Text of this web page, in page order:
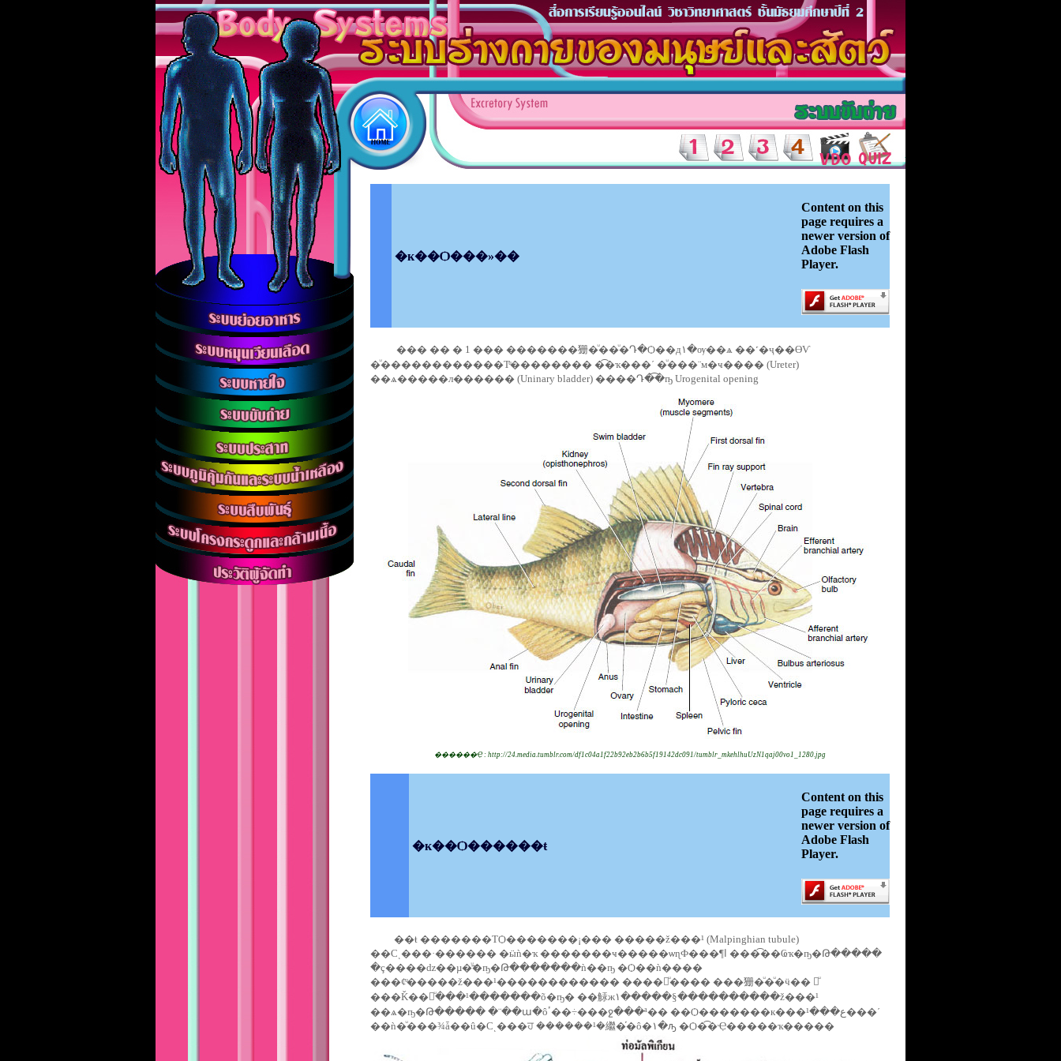
�к��Ѻ���»��
Content on this
page requires a
newer version of
Adobe Flash
Player.
��� �� � 1 ��� �������㹪�ͧ��ͧ�Դ�Ѻ��д١�ѹ��ѧ ��˹�ҷ��ӨѴ
�ͧ������������Тͧ�������� �͡�ҡ���ʹ �ͧ���¨м�ҹ���� (Ureter)
��ѧ�����л������ (Uninary bladder) ����Դ�͡�ҧ Urogenital opening
������Ҿ : http://24.media.tumblr.com/df1c04a1f22b92eb2b6b5f19142dc091/tumblr_mkehlhuUzN1qaj00vo1_1280.jpg
�к��Ѻ������ŧ
Content on this
page requires a
newer version of
Adobe Flash
Player.
��ŧ �������ТѺ�������¡��� �����ž���¹ (Malpinghian tubule)
��Сͺ���·������ �ӹǹ�ҡ �������ҹ�����ѡɳФ���¶ا ����͡�Ҩҡ�ҧ�Թ�����
�ç����ǳ��µ�ͧ͢�ҧ�Թ�������ǹ��ҧ �Ѻ��ǹ����
���¢ͧ�����ž���¹������������ ����㹢ͧ���� ���㹪�ͧ�ͧ�ӵ�� 㹢ͧ
���Ǩ��բͧ���¹�������õ�ҧ� ��觨ж١�����§����������ž���¹
��ѧ�ҧ�Թ����� �¨��ա�ôٴ��÷���ջ���ª�� ��Ѻ�������к���ع���¹���ʹ
��ǹ�ͧ���¾ǡ��û�Сͺ���ਹ ������¹�繼�֡�ô�١�ԡ �Ѻ�͡�Ҿ�����ҡ�����